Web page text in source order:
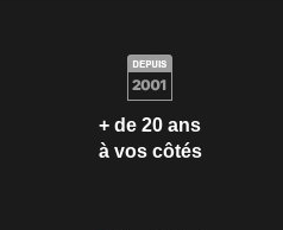
+ de 20 ans
à vos côtés